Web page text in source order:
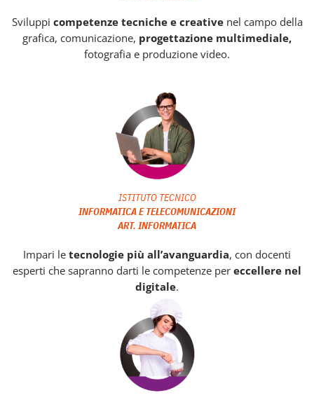
Sviluppi competenze tecniche e creativenel campo della
grafica, comunicazione, progettazione multimediale,
fotografia e produzione video.
ISTITUTO TECNICO
INFORMATICA E TELECOMUNICAZIONI
ART. INFORMATICA
Impari le tecnologie più all’avanguardia, con docenti
esperti che sapranno darti le competenze per eccellere nel
digitale.